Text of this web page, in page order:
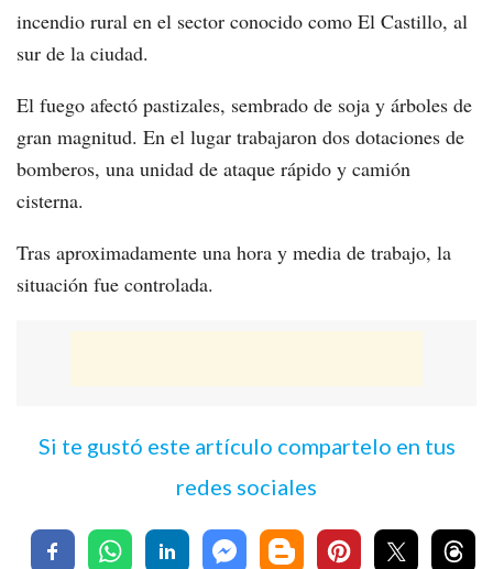
incendio rural en el sector conocido como El Castillo, al
sur de la ciudad.
El fuego afectó pastizales, sembrado de soja y árboles de
gran magnitud. En el lugar trabajaron dos dotaciones de
bomberos, una unidad de ataque rápido y camión
cisterna.
Tras aproximadamente una hora y media de trabajo, la
situación fue controlada.
Si te gustó este artículo compartelo en tus
redes sociales